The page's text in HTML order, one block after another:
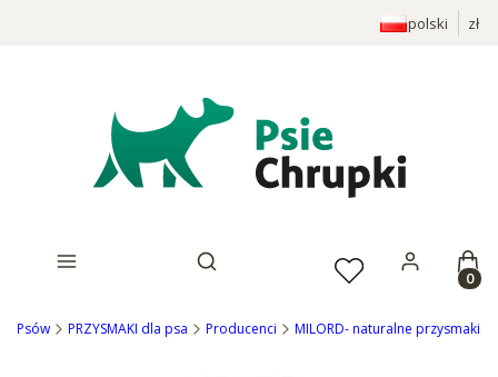
polski zł
Otwórz wyszukiwarkę
Psów PRZYSMAKI dla psa Producenci MILORD- naturalne przysmaki